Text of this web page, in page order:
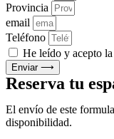
Provincia
email
Teléfono
He leído y acepto la
Enviar ⟶
Reserva tu
El envío de este
disponibilidad.